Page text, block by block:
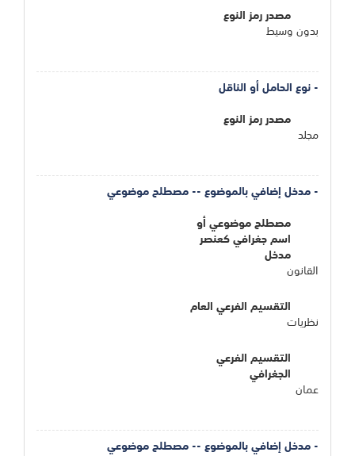
مصدر رمز النوع
بدون وسيط
- نوع الحامل أو الناقل
مصدر رمز النوع
مجلد
- مدخل إضافي بالموضوع -- مصطلح موضوعي
مصطلح موضوعي أو
اسم جغرافي كعنصر
مدخل
القانون
التقسيم الفرعي العام
نظريات
التقسيم الفرعي
الجغرافي
عمان
- مدخل إضافي بالموضوع -- مصطلح موضوعي